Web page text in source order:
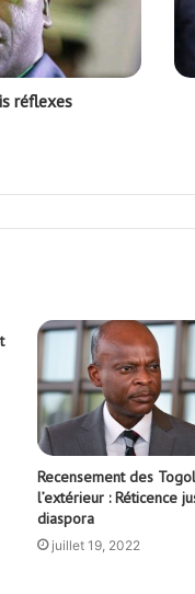
réflexes
Recensement des
l’extérieur : Réticence
diaspora
juillet 19, 2022